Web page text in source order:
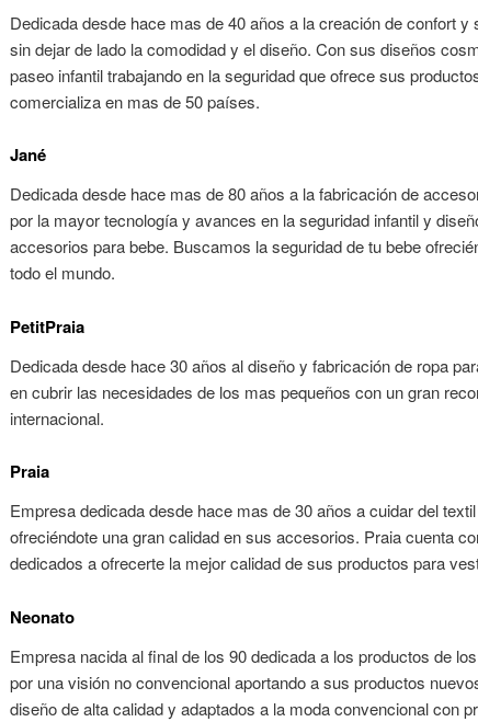
Dedicada desde hace mas de 40 años a la creación de confort y
sin dejar de lado la comodidad y el diseño. Con sus diseños
paseo infantil trabajando en la seguridad que ofrece sus
comercializa en mas de 50 países.
Jané
Dedicada desde hace mas de 80 años a la fabricación de
por la mayor tecnología y avances en la seguridad infantil y
accesorios para bebe. Buscamos la seguridad de tu bebe
todo el mundo.
PetitPraia
Dedicada desde hace 30 años al diseño y fabricación de ropa
en cubrir las necesidades de los mas pequeños con un gran
internacional.
Praia
Empresa dedicada desde hace mas de 30 años a cuidar del
ofreciéndote una gran calidad en sus accesorios. Praia cuenta
dedicados a ofrecerte la mejor calidad de sus productos para
Neonato
Empresa nacida al final de los 90 dedicada a los productos de
por una visión no convencional aportando a sus productos
diseño de alta calidad y adaptados a la moda convencional con